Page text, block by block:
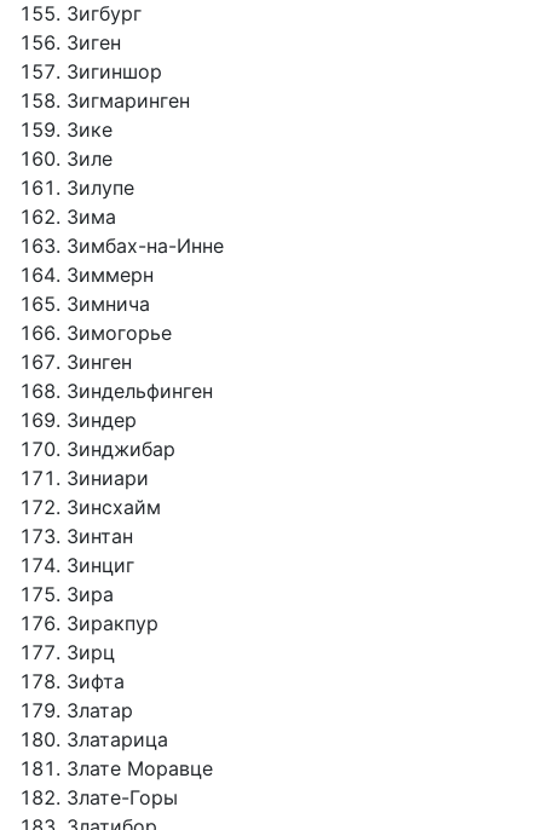
Зигбург
Зиген
Зигиншор
Зигмаринген
Зике
Зиле
Зилупе
Зима
Зимбах-на-Инне
Зиммерн
Зимнича
Зимогорье
Зинген
Зиндельфинген
Зиндер
Зинджибар
Зиниари
Зинсхайм
Зинтан
Зинциг
Зира
Зиракпур
Зирц
Зифта
Златар
Златарица
Злате Моравце
Злате-Горы